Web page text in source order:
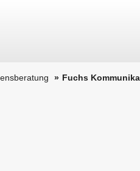
Fuchs